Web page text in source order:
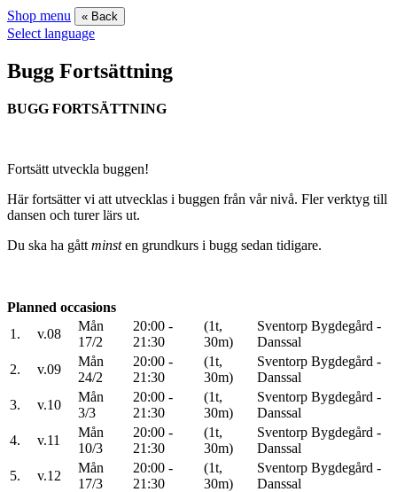
Shop menu « Back
Select language
Bugg Fortsättning
BUGG FORTSÄTTNING
Fortsätt utveckla buggen!
Här fortsätter vi att utvecklas i buggen från vår nivå. Fler verktyg till
dansen och turer lärs ut.
Du ska ha gått minsten grundkurs i bugg sedan tidigare.
Planned occasions
1.
v.08
Mån
17/2
20:00 -
21:30
(1t,
30m)
Sventorp Bygdegård -
Danssal
2.
v.09
Mån
24/2
20:00 -
21:30
(1t,
30m)
Sventorp Bygdegård -
Danssal
3.
v.10
Mån
3/3
20:00 -
21:30
(1t,
30m)
Sventorp Bygdegård -
Danssal
4.
v.11
Mån
10/3
20:00 -
21:30
(1t,
30m)
Sventorp Bygdegård -
Danssal
5.
v.12
Mån
17/3
20:00 -
21:30
(1t,
30m)
Sventorp Bygdegård -
Danssal